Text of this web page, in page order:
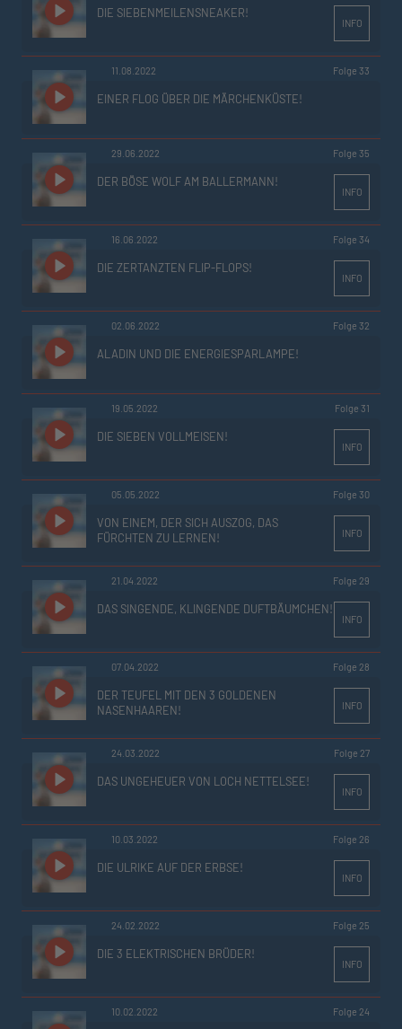
DIE SIEBENMEILENSNEAKER!
INFO
11.08.2022 Folge 33
EINER FLOG ÜBER DIE MÄRCHENKÜSTE!
29.06.2022 Folge 35
DER BÖSE WOLF AM BALLERMANN!
INFO
16.06.2022 Folge 34
DIE ZERTANZTEN FLIP-FLOPS!
INFO
02.06.2022 Folge 32
ALADIN UND DIE ENERGIESPARLAMPE!
19.05.2022 Folge 31
DIE SIEBEN VOLLMEISEN!
INFO
05.05.2022 Folge 30
VON EINEM, DER SICH AUSZOG, DAS
FÜRCHTEN ZU LERNEN!
INFO
21.04.2022 Folge 29
DAS SINGENDE, KLINGENDE DUFTBÄUMCHEN!
INFO
07.04.2022 Folge 28
DER TEUFEL MIT DEN 3 GOLDENEN
NASENHAAREN!
INFO
24.03.2022 Folge 27
DAS UNGEHEUER VON LOCH NETTELSEE!
INFO
10.03.2022 Folge 26
DIE ULRIKE AUF DER ERBSE!
INFO
24.02.2022 Folge 25
DIE 3 ELEKTRISCHEN BRÜDER!
INFO
10.02.2022 Folge 24